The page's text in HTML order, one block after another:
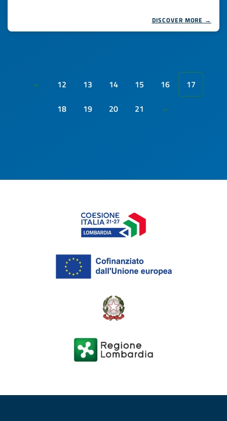
DISCOVER MORE →
« 12 13 14 15 16
17
18
19 20 21 »